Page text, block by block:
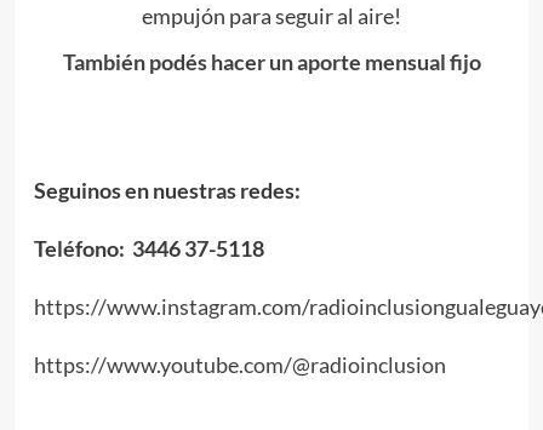
empujón para seguir al aire!
También podés hacer un aporte mensual fijo
Seguinos en nuestras redes:
Teléfono: 3446 37-5118
https://www.instagram.com/
https://www.youtube.com/@radioinclusion